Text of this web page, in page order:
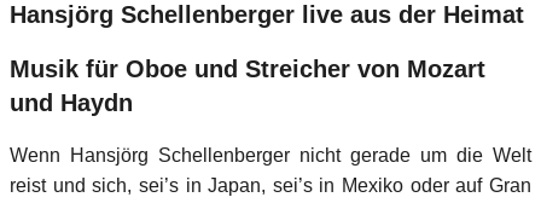
Hansjörg Schellenberger live aus der Heimat
Musik für Oboe und Streicher von Mozart
und Haydn
Wenn Hansjörg Schellenberger nicht gerade um die Welt
reist und sich, sei’s in Japan, sei’s in Mexiko oder auf Gran